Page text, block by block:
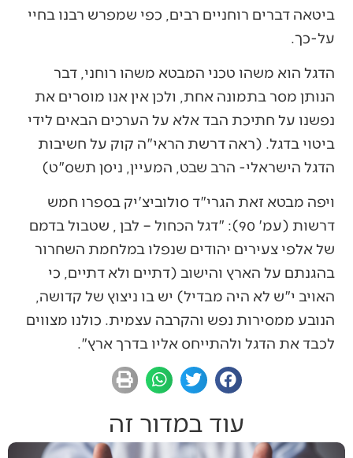
ביטאה דברים רוחניים רבים, כפי שמפרש רבנו בחיי
על-כך.
הדגל הוא משהו טכני המבטא משהו רוחני, דבר
הנותן מסר בתמונה אחת, ולכן אין אנו מוסרים את
נפשנו על חתיכת הבד אלא על הערכים הבאים לידי
ביטוי בדגל. (ראה דרשת הראי"ה קוק על חשיבות
הדגל הישראלי- הרב שבט, המעיין, ניסן תשס"ט)
ויפה מבטא זאת הגרי"ד סולוביצ'יק בספרו חמש
דרשות (עמ' 90): "דגל הכחול – לבן , שטבול בדמם
של אלפי צעירים יהודים שנפלו במלחמת השחרור
בהגנתם על הארץ והישוב (דתיים ולא דתיים, כי
האויב י"ש לא היה מבדיל) יש בו ניצוץ של קדושה,
הנובע ממסירות נפש והקרבה עצמית. כולנו מצווים
לכבד את הדגל ולהתייחס אליו בדרך ארץ".
עוד במדור זה